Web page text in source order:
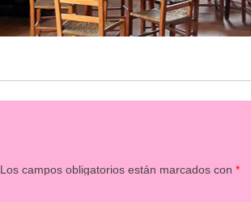
Los campos obligatorios están marcados con*